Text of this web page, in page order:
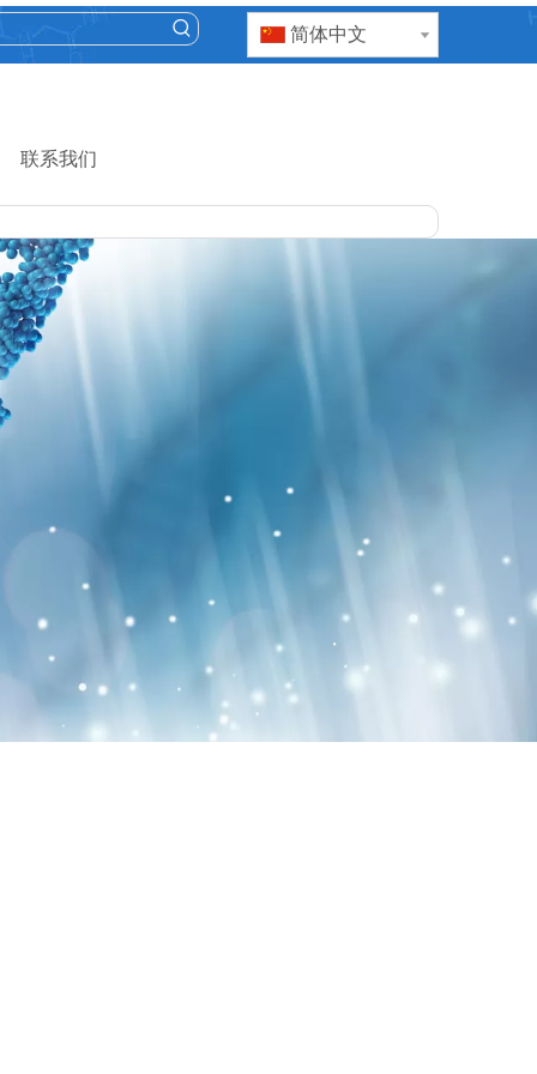
简体中文
联系我们